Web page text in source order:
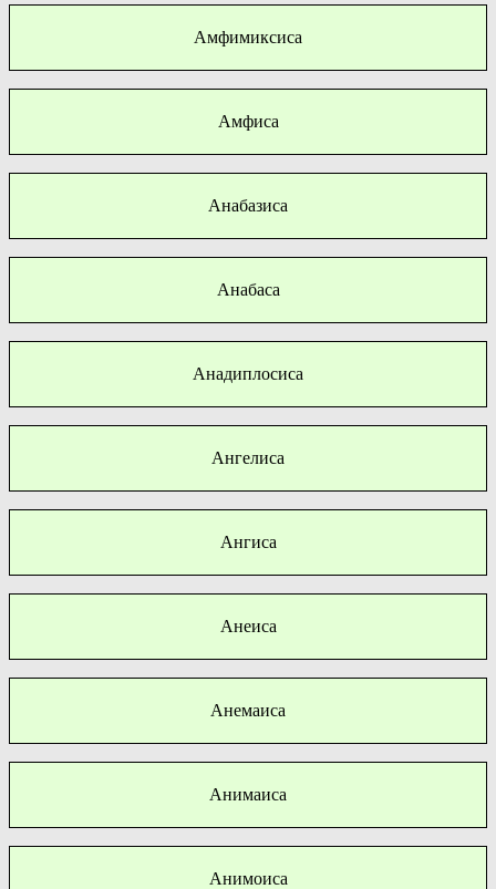
Амфимиксиса
Амфиса
Анабазиса
Анабаса
Анадиплосиса
Ангелиса
Ангиса
Анеиса
Анемаиса
Анимаиса
Анимоиса